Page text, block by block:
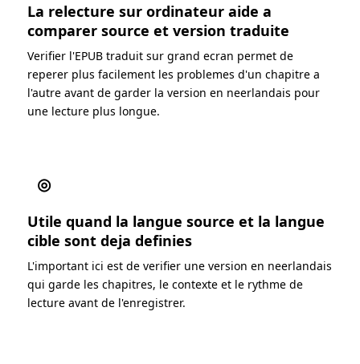
La relecture sur ordinateur aide a
comparer source et version traduite
Verifier l'EPUB traduit sur grand ecran permet de
reperer plus facilement les problemes d'un chapitre a
l'autre avant de garder la version en neerlandais pour
une lecture plus longue.
◎
Utile quand la langue source et la langue
cible sont deja definies
L'important ici est de verifier une version en neerlandais
qui garde les chapitres, le contexte et le rythme de
lecture avant de l'enregistrer.